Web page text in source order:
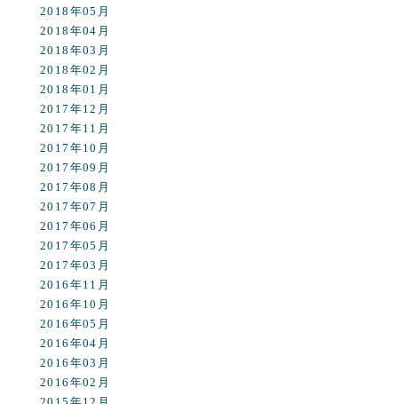
2018年05月
2018年04月
2018年03月
2018年02月
2018年01月
2017年12月
2017年11月
2017年10月
2017年09月
2017年08月
2017年07月
2017年06月
2017年05月
2017年03月
2016年11月
2016年10月
2016年05月
2016年04月
2016年03月
2016年02月